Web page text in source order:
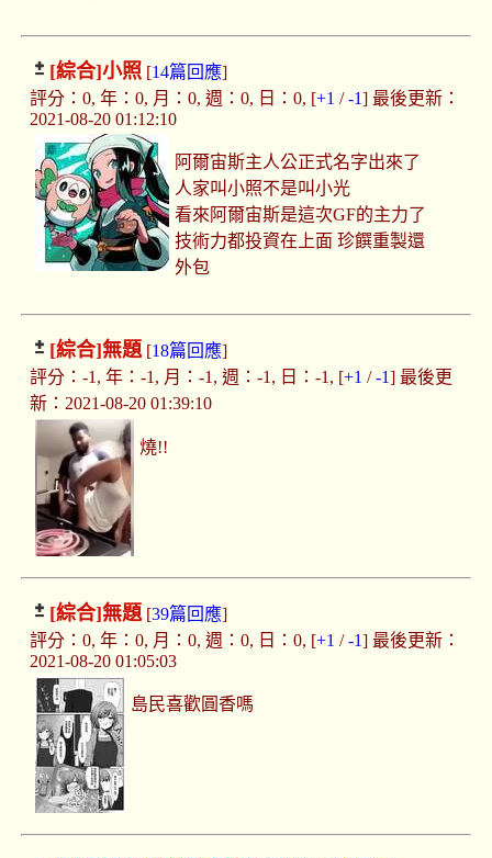
[綜合]小照 [14篇回應]
評分：0, 年：0, 月：0, 週：0, 日：0, [+1 /-1] 最後更新：
2021-08-20 01:12:10
阿爾宙斯主人公正式名字出來了
人家叫小照不是叫小光
看來阿爾宙斯是這次GF的主力了
技術力都投資在上面 珍饌重製還
外包
[綜合]無題[18篇回應]
評分：-1, 年：-1, 月：-1, 週：-1, 日：-1, [+1 /-1] 最後更
新：2021-08-20 01:39:10
燒!!
[綜合]無題[39篇回應]
評分：0, 年：0, 月：0, 週：0, 日：0, [+1 /-1] 最後更新：
2021-08-20 01:05:03
島民喜歡圓香嗎